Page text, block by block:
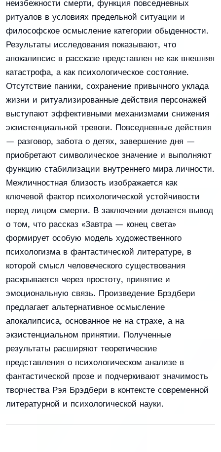
неизбежности смерти, функция повседневных
ритуалов в условиях предельной ситуации и
философское осмысление категории обыденности.
Результаты исследования показывают, что
апокалипсис в рассказе представлен не как внешняя
катастрофа, а как психологическое состояние.
Отсутствие паники, сохранение привычного уклада
жизни и ритуализированные действия персонажей
выступают эффективными механизмами снижения
экзистенциальной тревоги. Повседневные действия
— разговор, забота о детях, завершение дня —
приобретают символическое значение и выполняют
функцию стабилизации внутреннего мира личности.
Межличностная близость изображается как
ключевой фактор психологической устойчивости
перед лицом смерти. В заключении делается вывод
о том, что рассказ «Завтра — конец света»
формирует особую модель художественного
психологизма в фантастической литературе, в
которой смысл человеческого существования
раскрывается через простоту, принятие и
эмоциональную связь. Произведение Брэдбери
предлагает альтернативное осмысление
апокалипсиса, основанное не на страхе, а на
экзистенциальном принятии. Полученные
результаты расширяют теоретические
представления о психологическом анализе в
фантастической прозе и подчеркивают значимость
творчества Рэя Брэдбери в контексте современной
литературной и психологической науки.